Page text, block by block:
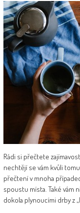
Rádi si přečtete
nechtějí se vám kvůli
přečtení v mnoha
spoustu místa. Také vám
dokola plynoucími drby z